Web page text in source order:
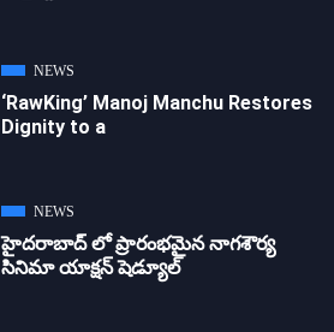
NEWS
‘RawKing’ Manoj Manchu Restores
Dignity to a
NEWS
హైదరాబాద్ లో ప్రారంభమైన నాగశౌర్య
సినిమా యాక్షన్ షెడ్యూల్